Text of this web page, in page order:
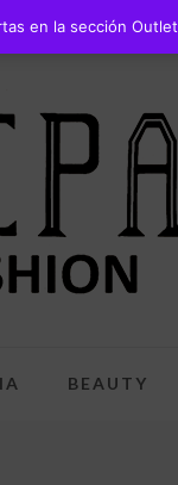
BEAUTY
en la sección Outlet